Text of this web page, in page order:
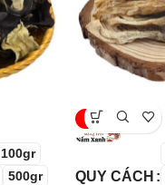
100gr
500gr
-15%
QUY CÁCH